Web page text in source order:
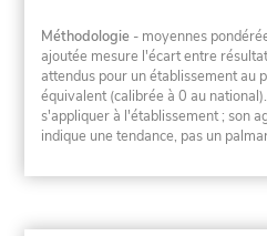
Méthodologie - moyennes
ajoutée mesure l'écart entre
attendus pour un établissement au
équivalent (calibrée à 0 au
s'appliquer à l'établissement ; son
indique une tendance, pas un